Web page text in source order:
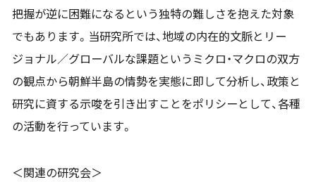
把握が逆に困難になるという独特の難しさを抱えた対象
でもあります。当研究所では、地域の内在的文脈とリー
ジョナル／グローバルな課題というミクロ・マクロの双方
の観点から朝鮮半島の情勢を実態に即して分析し、政策と
研究に資する示唆を引き出すことをポリシーとして、各種
の活動を行っています。
＜関連の研究会＞